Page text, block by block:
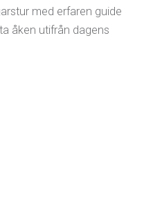
med erfaren guide
åken utifrån dagens